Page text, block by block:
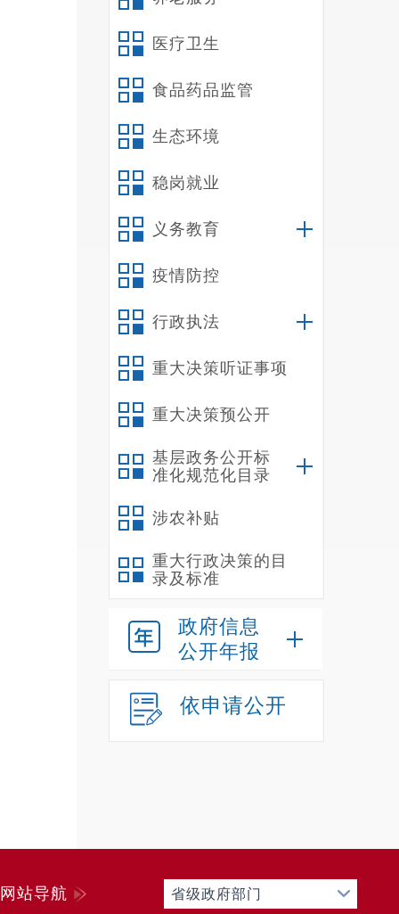
医疗卫生
食品药品监管
生态环境
稳岗就业
义务教育
疫情防控
行政执法
重大决策听证事项
重大决策预公开
基层政务公开标
准化规范化目录
涉农补贴
重大行政决策的目
录及标准
政府信息
公开年报
依申请公开
网站导航 省级政府部门